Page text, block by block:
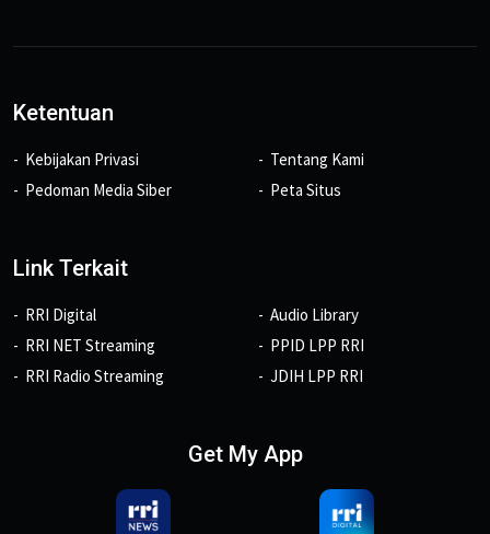
Ketentuan
Kebijakan Privasi
Pedoman Media Siber
Tentang Kami
Peta Situs
Link Terkait
RRI Digital
RRI NET Streaming
RRI Radio Streaming
Audio Library
PPID LPP RRI
JDIH LPP RRI
Get My App